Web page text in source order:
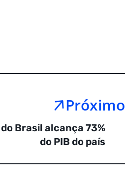
Próximo
Brasil alcança 73%
do PIB do país